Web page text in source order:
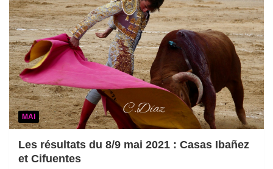
MAI
Les résultats du 8/9 mai 2021 : Casas Ibañez
et Cifuentes